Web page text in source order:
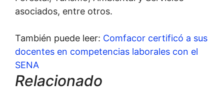
asociados, entre otros.
También puede leer: Comfacor certificó a sus
docentes en competencias laborales con el
SENA
Relacionado